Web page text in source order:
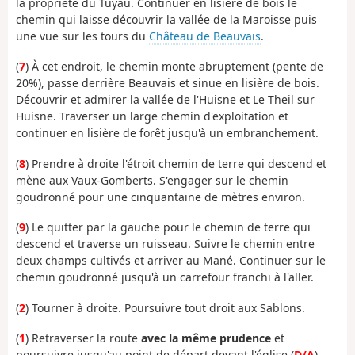
chemin qui laisse découvrir la vallée de la Maroisse puis
une vue sur les tours du Château de Beauvais.
(7) À cet endroit, le chemin monte abruptement (pente de
20%), passe derrière Beauvais et sinue en lisière de bois.
Découvrir et admirer la vallée de l'Huisne et Le Theil sur
Huisne. Traverser un large chemin d'exploitation et
continuer en lisière de forêt jusqu'à un embranchement.
(8) Prendre à droite l'étroit chemin de terre qui descend et
mène aux Vaux-Gomberts. S'engager sur le chemin
goudronné pour une cinquantaine de mètres environ.
(9) Le quitter par la gauche pour le chemin de terre qui
descend et traverse un ruisseau. Suivre le chemin entre
deux champs cultivés et arriver au Mané. Continuer sur le
chemin goudronné jusqu'à un carrefour franchi à l'aller.
(2) Tourner à droite. Poursuivre tout droit aux Sablons.
(1) Retraverser la route avec la même prudence et